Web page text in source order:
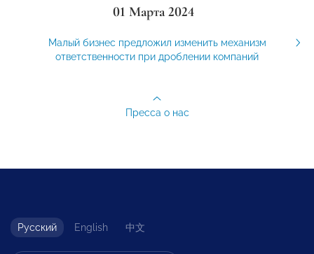
01 Марта 2024
Малый бизнес предложил изменить механизм
ответственности при дроблении компаний
Пресса о нас
Русский English 中文